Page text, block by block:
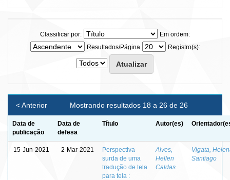
Classificar por:
Em ordem:
Resultados/Página
Registro(s):
Mostrando resultados 18 a 26 de 26
< Anterior
Data de
publicação
Data de
defesa
Título Autor(es)
15-Jun-2021 2-Mar-2021
Perspectiva
surda de uma
tradução de tela
para tela :
Alves,
Hellen
Caldas
Vigata,
Santiago